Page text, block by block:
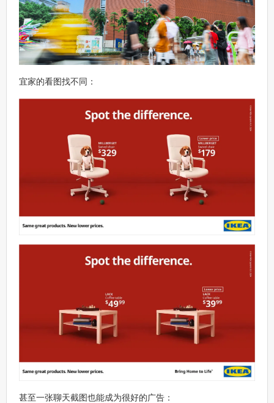
宜家的看图找不同：
甚至一张聊天截图也能成为很好的广告：